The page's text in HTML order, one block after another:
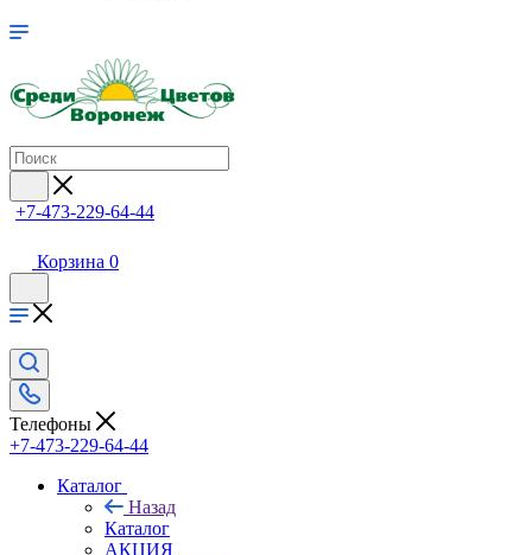
+7-473-229-64-44
Корзина 0
Телефоны
+7-473-229-64-44
Каталог
Назад
Каталог
АКЦИЯ